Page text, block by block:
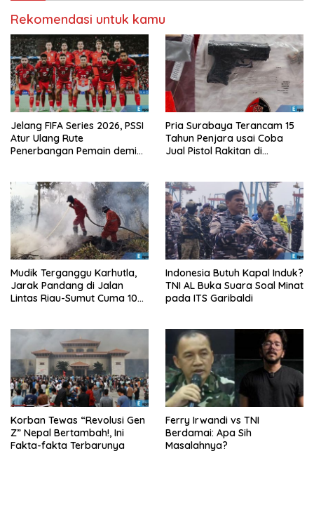
Rekomendasi untuk kamu
Jelang FIFA Series 2026, PSSI
Atur Ulang Rute
Penerbangan Pemain demi
Pria Surabaya Terancam 15
Tahun Penjara usai Coba
Jual Pistol Rakitan di
Mudik Terganggu Karhutla,
Jarak Pandang di Jalan
Lintas Riau-Sumut Cuma 10
Indonesia Butuh Kapal Induk?
TNI AL Buka Suara Soal Minat
pada ITS Garibaldi
Korban Tewas “Revolusi Gen
Z” Nepal Bertambah!, Ini
Fakta-fakta Terbarunya
Ferry Irwandi vs TNI
Berdamai: Apa Sih
Masalahnya?